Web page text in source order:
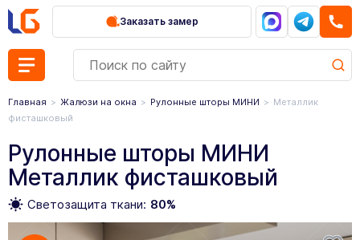
Заказать замер
Главная Жалюзи на окна Рулонные шторы МИНИ
Металлик
фисташковый
Рулонные шторы МИНИ
Металлик фисташковый
Светозащита ткани: 80%